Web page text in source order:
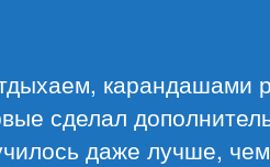
карандашами
сделал
даже лучше,